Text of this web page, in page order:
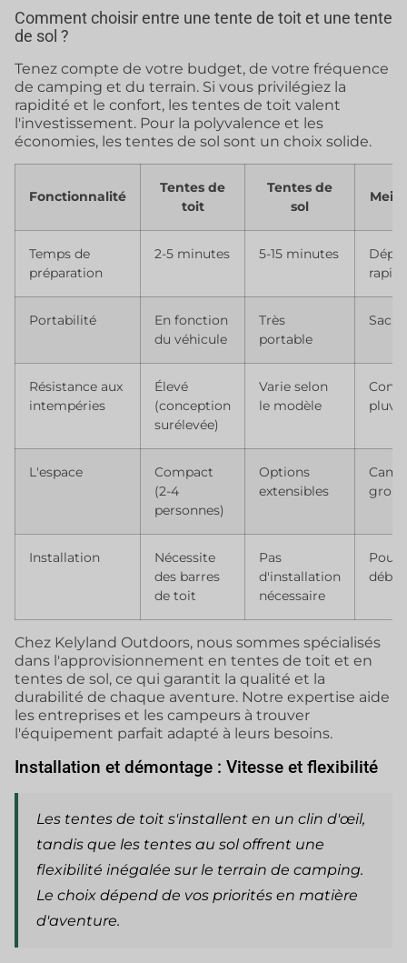
Comment choisir entre une tente de toit et une tente
de sol ?
Tenez compte de votre budget, de votre fréquence
de camping et du terrain. Si vous privilégiez la
rapidité et le confort, les tentes de toit valent
l'investissement. Pour la polyvalence et les
économies, les tentes de sol sont un choix solide.
Fonctionnalité
Tentes de
toit
Tentes de
sol
Temps de
préparation
2-5 minutes 5-15 minutes
Portabilité
En fonction
du véhicule
Très
portable
Sac à
Résistance aux
intempéries
Élevé
(conception
surélevée)
Varie selon
le modèle
L'espace
Compact
(2-4
personnes)
Options
extensibles
Installation
Nécessite
des barres
de toit
Pas
d'installation
nécessaire
Pour
Chez Kelyland Outdoors, nous sommes spécialisés
dans l'approvisionnement en tentes de toit et en
tentes de sol, ce qui garantit la qualité et la
durabilité de chaque aventure. Notre expertise aide
les entreprises et les campeurs à trouver
l'équipement parfait adapté à leurs besoins.
Installation et démontage : Vitesse et flexibilité
Les tentes de toit s'installent en un clin d'œil,
tandis que les tentes au sol offrent une
flexibilité inégalée sur le terrain de camping.
Le choix dépend de vos priorités en matière
d'aventure.